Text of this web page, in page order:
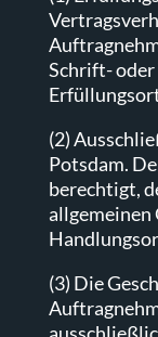
Schrift- oder
(2)
Potsdam.
berechtigt,
allgemeinen
(3) Die